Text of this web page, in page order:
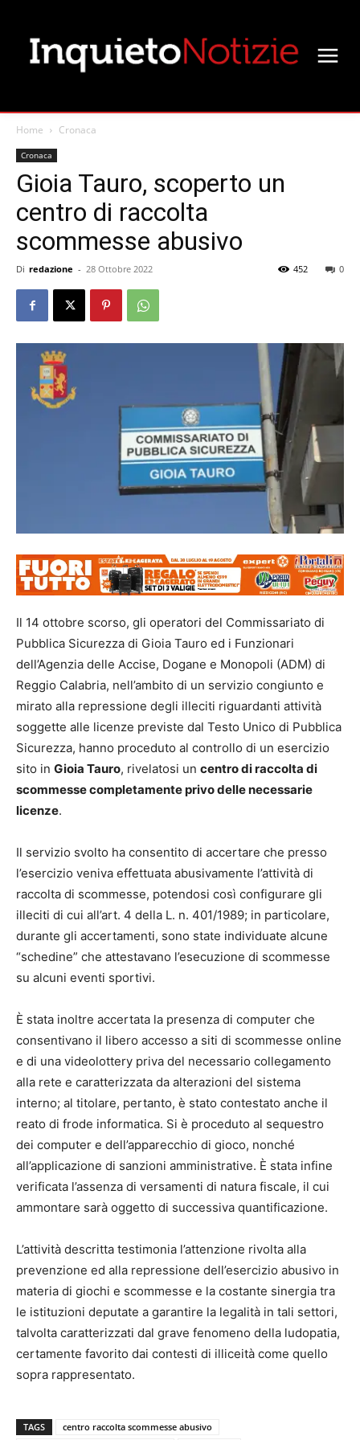
Home Cronaca
Cronaca
Gioia Tauro, scoperto un
centro di raccolta
scommesse abusivo
Di redazione - 28 Ottobre 2022 0
452
Il 14 ottobre scorso, gli operatori del Commissariato di
Pubblica Sicurezza di Gioia Tauro ed i Funzionari
dell’Agenzia delle Accise, Dogane e Monopoli (ADM) di
Reggio Calabria, nell’ambito di un servizio congiunto e
mirato alla repressione degli illeciti riguardanti attività
soggette alle licenze previste dal Testo Unico di Pubblica
Sicurezza, hanno proceduto al controllo di un esercizio
sito in Gioia Tauro, rivelatosi un centro di raccolta di
scommesse completamente privo delle necessarie
licenze.
Il servizio svolto ha consentito di accertare che presso
l’esercizio veniva effettuata abusivamente l’attività di
raccolta di scommesse, potendosi così configurare gli
illeciti di cui all’art. 4 della L. n. 401/1989; in particolare,
durante gli accertamenti, sono state individuate alcune
“schedine” che attestavano l’esecuzione di scommesse
su alcuni eventi sportivi.
È stata inoltre accertata la presenza di computer che
consentivano il libero accesso a siti di scommesse online
e di una videolottery priva del necessario collegamento
alla rete e caratterizzata da alterazioni del sistema
interno; al titolare, pertanto, è stato contestato anche il
reato di frode informatica. Si è proceduto al sequestro
dei computer e dell’apparecchio di gioco, nonché
all’applicazione di sanzioni amministrative. È stata infine
verificata l’assenza di versamenti di natura fiscale, il cui
ammontare sarà oggetto di successiva quantificazione.
L’attività descritta testimonia l’attenzione rivolta alla
prevenzione ed alla repressione dell’esercizio abusivo in
materia di giochi e scommesse e la costante sinergia tra
le istituzioni deputate a garantire la legalità in tali settori,
talvolta caratterizzati dal grave fenomeno della ludopatia,
certamente favorito dai contesti di illiceità come quello
sopra rappresentato.
TAGS
centro raccolta scommesse abusivo